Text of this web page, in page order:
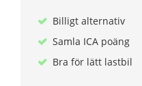
Billigt alternativ
Samla ICA poäng
Bra för lätt lastbil